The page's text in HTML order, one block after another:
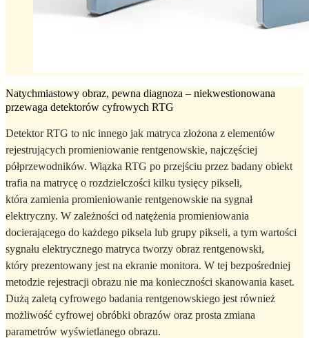
Natychmiastowy obraz, pewna diagnoza – niekwestionowana
przewaga detektorów cyfrowych RTG
Detektor RTG to nic innego jak matryca złożona z elementów
rejestrujących promieniowanie rentgenowskie, najczęściej
półprzewodników. Wiązka RTG po przejściu przez badany obiekt
trafia na matrycę o rozdzielczości kilku tysięcy pikseli,
która zamienia promieniowanie rentgenowskie na sygnał
elektryczny. W zależności od natężenia promieniowania
docierającego do każdego piksela lub grupy pikseli, a tym wartości
sygnału elektrycznego matryca tworzy obraz rentgenowski,
który prezentowany jest na ekranie monitora. W tej bezpośredniej
metodzie rejestracji obrazu nie ma konieczności skanowania kaset.
Dużą zaletą cyfrowego badania rentgenowskiego jest również
możliwość cyfrowej obróbki obrazów oraz prosta zmiana
parametrów wyświetlanego obrazu.